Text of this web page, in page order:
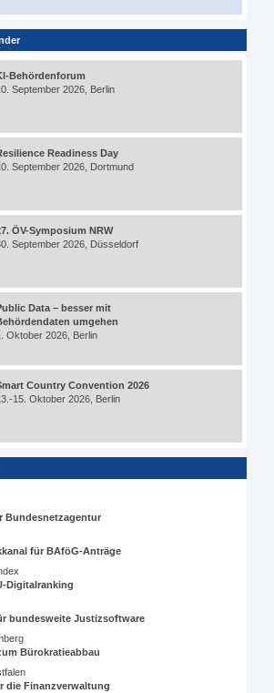
Behördenforum
September 2026, Berlin
Readiness Day
September 2026, Dortmund
ÖV-Symposium NRW
September 2026, Düsseldorf
Data – besser mit
umgehen
Oktober 2026, Berlin
Country Convention 2026
15. Oktober 2026, Berlin
Bundesnetzagentur
für BAföG-Anträge
Digitalranking
bundesweite Justizsoftware
Bürokratieabbau
die Finanzverwaltung